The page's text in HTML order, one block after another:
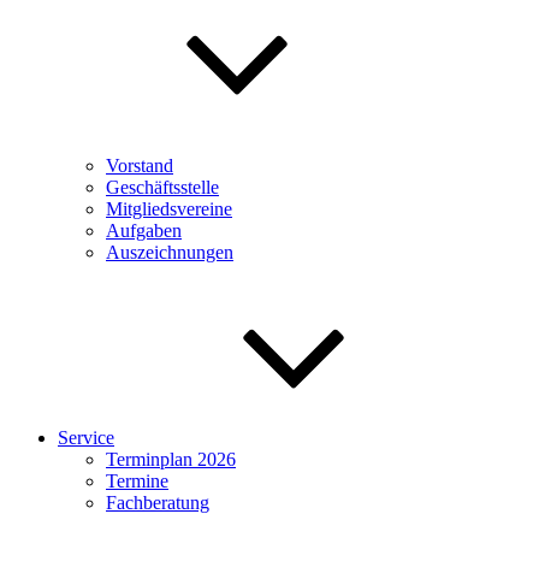
Vorstand
Geschäftsstelle
Mitgliedsvereine
Aufgaben
Auszeichnungen
Service
Terminplan 2026
Termine
Fachberatung